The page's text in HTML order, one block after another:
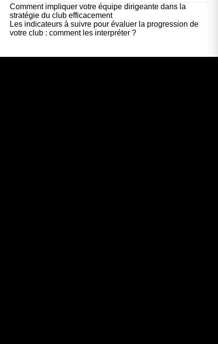
Comment impliquer votre équipe dirigeante dans la
stratégie du club efficacement
Les indicateurs à suivre pour évaluer la progression de
votre club : comment les interpréter ?